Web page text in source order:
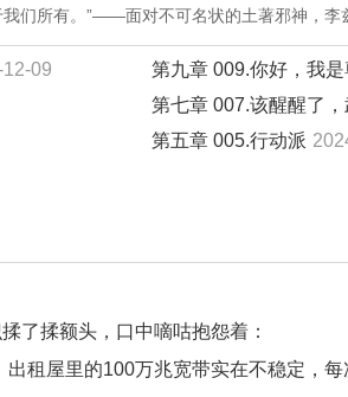
们所有。”——面对不可名状的土著邪神，李
09 第九章 009.你好，我
第五章 005.行动派
了揉额头，口中嘀咕抱怨着：
租屋里的100万兆宽带实在不稳定，